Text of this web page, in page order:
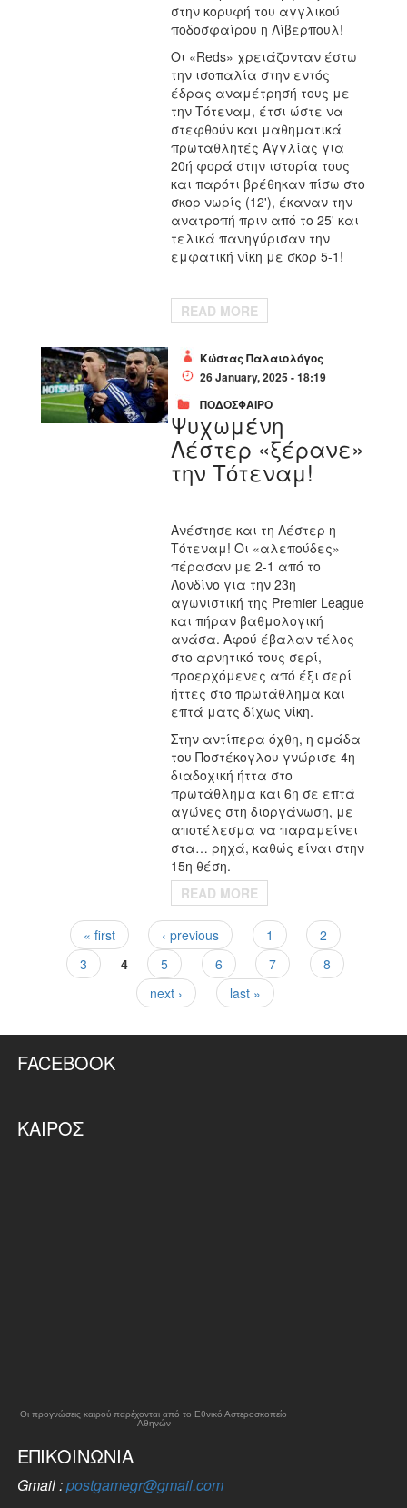
στην κορυφή του αγγλικού
ποδοσφαίρου η Λίβερπουλ!
Οι «Reds» χρειάζονταν έστω
την ισοπαλία στην εντός
έδρας αναμέτρησή τους με
την Τότεναμ, έτσι ώστε να
στεφθούν και μαθηματικά
πρωταθλητές Αγγλίας για
20ή φορά στην ιστορία τους
και παρότι βρέθηκαν πίσω στο
σκορ νωρίς (12'), έκαναν την
ανατροπή πριν από το 25' και
τελικά πανηγύρισαν την
εμφατική νίκη με σκορ 5-1!
READ MORE
Κώστας Παλαιολόγος
26 January, 2025 - 18:19
ΠΟΔΟΣΦΑΙΡΟ
Ψυχωμένη
Λέστερ «ξέρανε»
την Τότεναμ!
Ανέστησε και τη Λέστερ η
Τότεναμ! Οι «αλεπούδες»
πέρασαν με 2-1 από το
Λονδίνο για την 23η
αγωνιστική της Premier League
και πήραν βαθμολογική
ανάσα. Αφού έβαλαν τέλος
στο αρνητικό τους σερί,
προερχόμενες από έξι σερί
ήττες στο πρωτάθλημα και
επτά ματς δίχως νίκη.
Στην αντίπερα όχθη, η ομάδα
του Ποστέκογλου γνώρισε 4η
διαδοχική ήττα στο
πρωτάθλημα και 6η σε επτά
αγώνες στη διοργάνωση, με
αποτέλεσμα να παραμείνει
στα… ρηχά, καθώς είναι στην
15η θέση.
READ MORE
Pages
« first ‹ previous 1
2
3
4 5 6 7
8
next ›
last »
FACEBOOK
ΚΑΙΡΌΣ
Οι προγνώσεις καιρού παρέχονται από το Εθνικό Αστεροσκοπείο
Αθηνών
ΕΠΙΚΟΙΝΩΝΊΑ
Gmail :postgamegr@gmail.com